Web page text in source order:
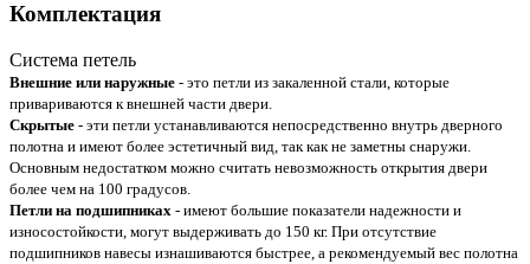
Комплектация
Система петель
Внешние или наружные - это петли из закаленной стали, которые
привариваются к внешней части двери.
Скрытые - эти петли устанавливаются непосредственно внутрь дверного
полотна и имеют более эстетичный вид, так как не заметны снаружи.
Основным недостатком можно считать невозможность открытия двери
более чем на 100 градусов.
Петли на подшипниках - имеют большие показатели надежности и
износостойкости, могут выдерживать до 150 кг. При отсутствие
подшипников навесы изнашиваются быстрее, а рекомендуемый вес полотна